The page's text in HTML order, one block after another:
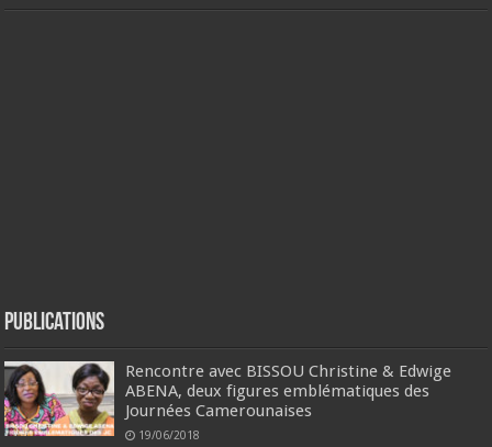
Publications
Rencontre avec BISSOU Christine & Edwige
ABENA, deux figures emblématiques des
Journées Camerounaises
19/06/2018